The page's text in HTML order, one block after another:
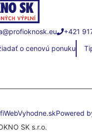
+421
o cenovú ponuku
SK s.r.o.
Powered